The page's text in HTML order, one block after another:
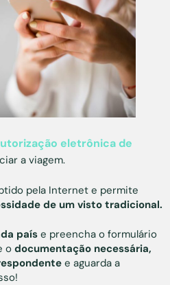
eletrônica de
a viagem.
pela Internet e permite
de um visto tradicional.
país e preencha o formulário
odocumentação necessária,
e aguarda a